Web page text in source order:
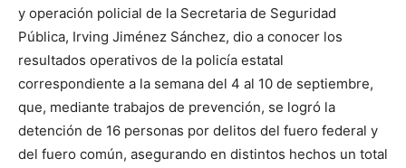
y operación policial de la Secretaria de Seguridad
Pública, Irving Jiménez Sánchez, dio a conocer los
resultados operativos de la policía estatal
correspondiente a la semana del 4 al 10 de septiembre,
que, mediante trabajos de prevención, se logró la
detención de 16 personas por delitos del fuero federal y
del fuero común, asegurando en distintos hechos un total